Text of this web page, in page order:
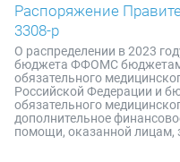
Распоряжение
3308-р
О распределении в 2023
бюджета ФФОМС бюджетам
обязательного
Российской Федерации и
обязательного
дополнительное
помощи, оказанной